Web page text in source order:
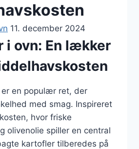
11. december 2024
i ovn: En lækker
en populær ret, der
med smag. Inspireret
hvor friske
olivenolie spiller en central
kartofler tilberedes på